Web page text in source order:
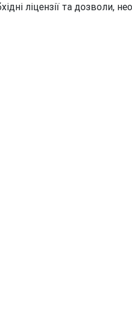
ліцензії та дозволи,